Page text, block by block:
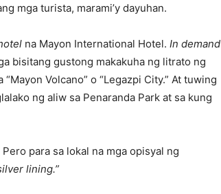
mga turista, marami’y dayuhan.
na Mayon International Hotel. In demand
bisitang gustong makakuha ng litrato ng
Volcano” o “Legazpi City.” At tuwing
ng aliw sa Penaranda Park at sa kung
para sa lokal na mga opisyal ng
lining.”